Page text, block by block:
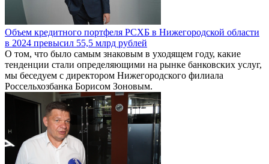
Объем кредитного портфеля РСХБ в Нижегородской области
в 2024 превысил 55,5 млрд рублей
О том, что было самым знаковым в уходящем году, какие
тенденции стали определяющими на рынке банковских услуг,
мы беседуем с директором Нижегородского филиала
Россельхозбанка Борисом Зоновым.